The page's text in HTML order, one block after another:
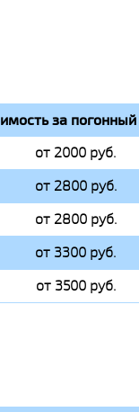
за
от 2000 руб.
от 2800 руб.
от 2800 руб.
от 3300 руб.
от 3500 руб.